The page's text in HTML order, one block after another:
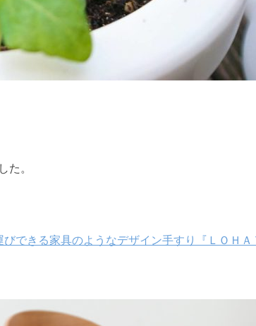
た。
びできる家具のようなデザイン手すり『ＬＯＨＡ